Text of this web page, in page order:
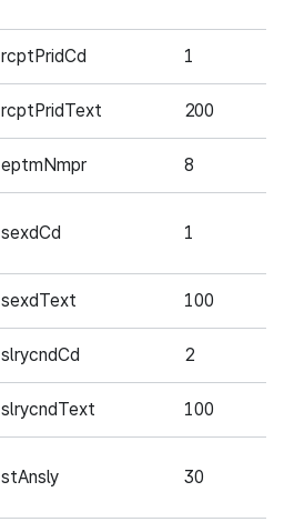
rcptPridCd 1
rcptPridText 200
eptmNmpr 8
sexdCd 1
sexdText 100
slrycndCd 2
slrycndText 100
stAnsly 30